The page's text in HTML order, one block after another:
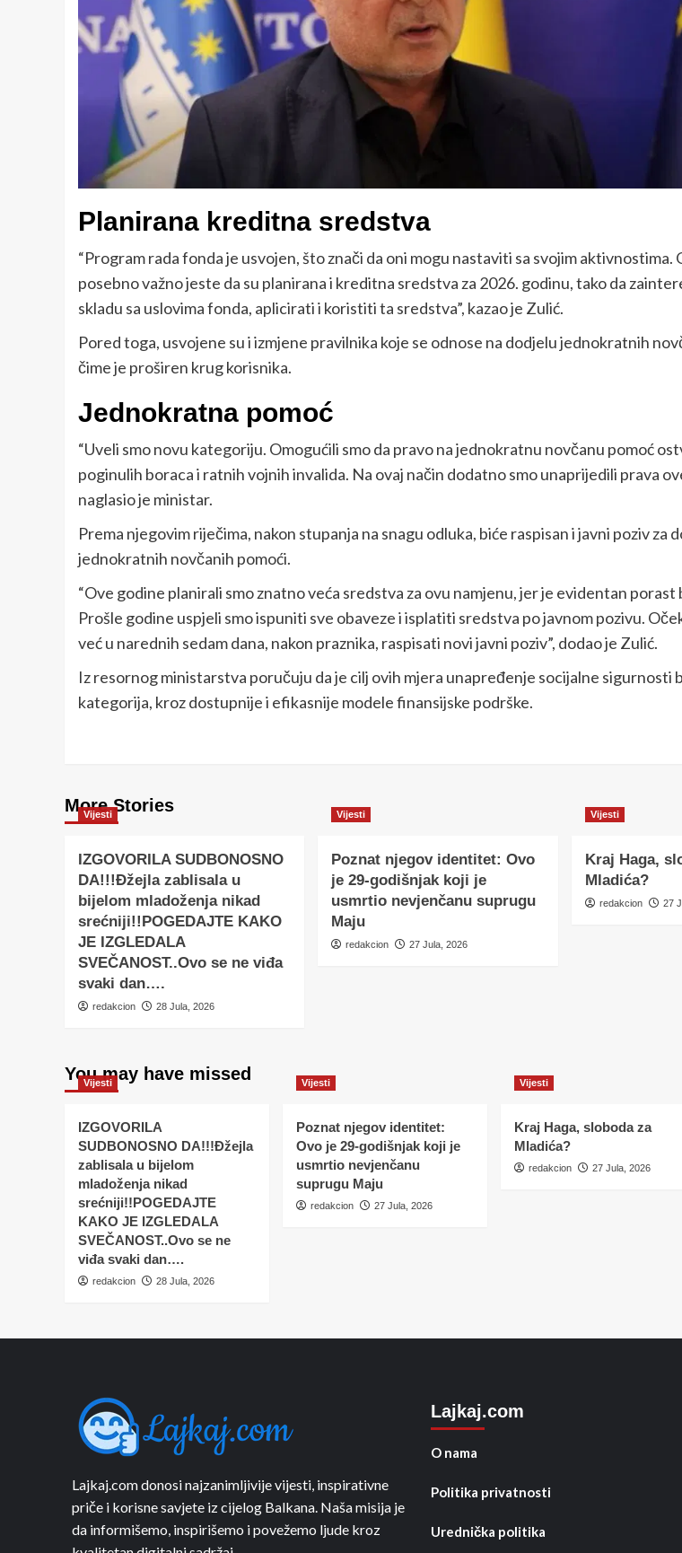
Planirana kreditna sredstva
“Program rada fonda je usvojen, što znači da oni mogu nastaviti sa svojim aktivnostima.
posebno važno jeste da su planirana i kreditna sredstva za 2026. godinu, tako da
skladu sa uslovima fonda, aplicirati i koristiti ta sredstva”, kazao je Zulić.
Pored toga, usvojene su i izmjene pravilnika koje se odnose na dodjelu jednokratnih
čime je proširen krug korisnika.
Jednokratna pomoć
“Uveli smo novu kategoriju. Omogućili smo da pravo na jednokratnu novčanu pomoć
poginulih boraca i ratnih vojnih invalida. Na ovaj način dodatno smo unaprijedili prava
naglasio je ministar.
Prema njegovim riječima, nakon stupanja na snagu odluka, biće raspisan i javni poziv za
jednokratnih novčanih pomoći.
“Ove godine planirali smo znatno veća sredstva za ovu namjenu, jer je evidentan porast
Prošle godine uspjeli smo ispuniti sve obaveze i isplatiti sredstva po javnom pozivu.
već u narednih sedam dana, nakon praznika, raspisati novi javni poziv”, dodao je Zulić.
Iz resornog ministarstva poručuju da je cilj ovih mjera unapređenje socijalne sigurnosti
kategorija, kroz dostupnije i efikasnije modele finansijske podrške.
More Stories
Vijesti
IZGOVORILA SUDBONOSNO
DA!!!Đžejla zablisala u
bijelom mladoženja nikad
srećniji!!POGEDAJTE KAKO
JE IZGLEDALA
SVEČANOST..Ovo se ne viđa
svaki dan….
redakcion 28 Jula, 2026
Vijesti
Poznat njegov identitet: Ovo
je 29-godišnjak koji je
usmrtio nevjenčanu suprugu
Maju
redakcion 27 Jula, 2026
Vijesti
Kraj Haga,
Mladića?
redakcion 27
You may have missed
Vijesti
IZGOVORILA
SUDBONOSNO DA!!!Đžejla
zablisala u bijelom
mladoženja nikad
srećniji!!POGEDAJTE
KAKO JE IZGLEDALA
SVEČANOST..Ovo se ne
viđa svaki dan….
redakcion 28 Jula, 2026
Vijesti
Poznat njegov identitet:
Ovo je 29-godišnjak koji je
usmrtio nevjenčanu
suprugu Maju
redakcion 27 Jula, 2026
Vijesti
Kraj Haga, sloboda za
Mladića?
redakcion 27 Jula, 2026
Lajkaj.com donosi najzanimljivije vijesti, inspirativne
priče i korisne savjete iz cijelog Balkana. Naša misija je
da informišemo, inspirišemo i povežemo ljude kroz
Lajkaj.com
O nama
Politika privatnosti
Urednička politika